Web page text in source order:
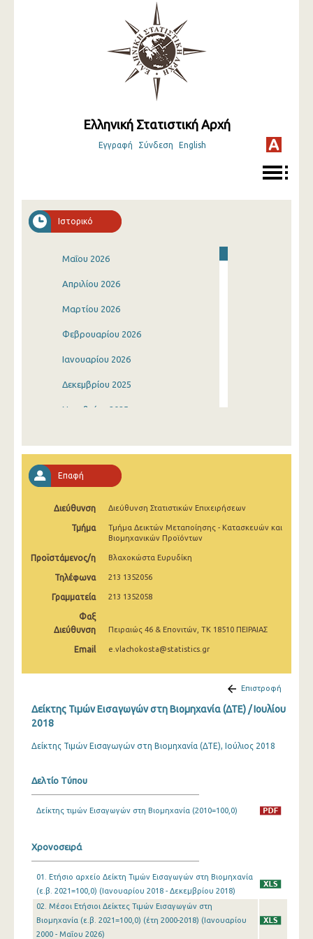
Ελληνική Στατιστική Αρχή
Εγγραφή Σύνδεση English
Ιστορικό
Μαΐου 2026
Απριλίου 2026
Μαρτίου 2026
Φεβρουαρίου 2026
Ιανουαρίου 2026
Δεκεμβρίου 2025
Νοεμβρίου 2025
Αυγούστου 2025
Ιουλίου 2025
Ιουνίου 2025
Μαΐου 2025
Μαρτίου 2025
Φεβρουαρίου 2025
Νοεμβρίου 2024
Αυγούστου 2024
Ιουλίου 2024
Μαΐου 2024
Απριλίου 2024
Μαρτίου 2024
Επαφή
Διεύθυνση Διεύθυνση Στατιστικών Επιχειρήσεων
Τμήμα
Τμήμα Δεικτών Μεταποίησης - Κατασκευών και
Βιομηχανικών Προϊόντων
Προϊστάμενος/η Βλαχοκώστα Ευρυδίκη
Τηλέφωνα 213 1352056
Γραμματεία 213 1352058
Φαξ
Διεύθυνση
Πειραιώς 46 & Επονιτών, ΤΚ 18510 ΠΕΙΡΑΙΑΣ
Email e.vlachokosta@statistics.gr
Επιστροφή
Δείκτης Τιμών Εισαγωγών στη Βιομηχανία (ΔΤΕ) / Ιουλίου
2018
Δείκτης Τιμών Εισαγωγών στη Βιομηχανία (ΔΤΕ), Ιούλιος 2018
Δελτίο Τύπου
Δείκτης τιμών Εισαγωγών στη Βιομηχανία (2010=100,0)
Χρονοσειρά
01. Ετήσιο αρχείο Δείκτη Τιμών Εισαγωγών στη Βιομηχανία
(ε.β. 2021=100,0) (Ιανουαρίου 2018 - Δεκεμβρίου 2018)
02. Μέσοι Ετήσιοι Δείκτες Τιμών Εισαγωγών στη
Βιομηχανία (ε.β. 2021=100,0) (έτη 2000-2018) (Ιανουαρίου
2000 - Μαΐου 2026)